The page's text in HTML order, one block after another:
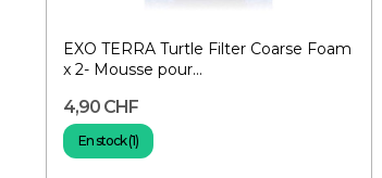
EXO TERRA Turtle Filter Coarse Foam
x 2- Mousse pour...
4,90 CHF
En stock (1)